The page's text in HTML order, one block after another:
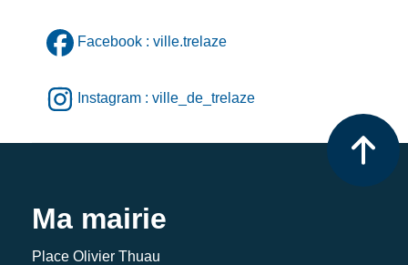
Facebook : ville.trelaze
Instagram : ville_de_trelaze
Ma mairie
Place Olivier Thuau